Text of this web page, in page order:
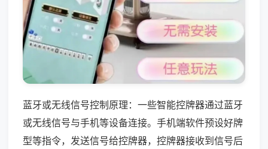
蓝牙或无线信号控制原理：一些智能控牌器通过蓝牙
或无线信号与手机等设备连接。手机端软件预设好牌
型等指令，发送信号给控牌器，控牌器接收到信号后